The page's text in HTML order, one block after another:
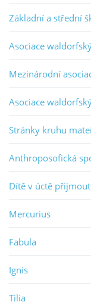
Základní a střední
Asociace
Mezinárodní
Asociace
Stránky kruhu
Anthroposofická
Dítě v úctě
Mercurius
Fabula
Ignis
Tilia